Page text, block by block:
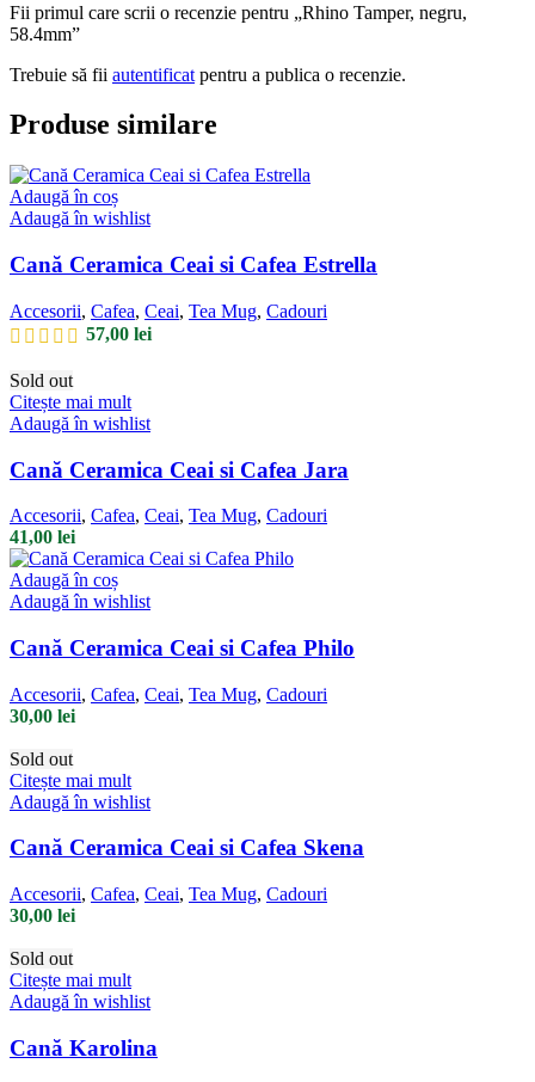
Fii primul care scrii o recenzie pentru „Rhino Tamper, negru,
58.4mm”
Trebuie să fii autentificat pentru a publica o recenzie.
Produse similare
Adaugă în coș
Adaugă în wishlist
Cană Ceramica Ceai si Cafea Estrella
Accesorii, Cafea, Ceai, Tea Mug, Cadouri
57,00 lei
Sold out
Citește mai mult
Adaugă în wishlist
Cană Ceramica Ceai si Cafea Jara
Accesorii, Cafea, Ceai, Tea Mug, Cadouri
41,00 lei
Adaugă în coș
Adaugă în wishlist
Cană Ceramica Ceai si Cafea Philo
Accesorii, Cafea, Ceai, Tea Mug, Cadouri
30,00 lei
Sold out
Citește mai mult
Adaugă în wishlist
Cană Ceramica Ceai si Cafea Skena
Accesorii, Cafea, Ceai, Tea Mug, Cadouri
30,00 lei
Sold out
Citește mai mult
Adaugă în wishlist
Cană Karolina